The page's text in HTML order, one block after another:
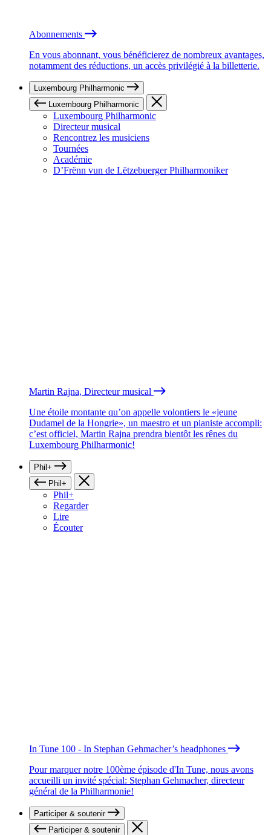
Abonnements
En vous abonnant, vous bénéficierez de nombreux avantages,
notamment des réductions, un accès privilégié à la billetterie.
Luxembourg Philharmonic
Luxembourg Philharmonic
Luxembourg Philharmonic
Directeur musical
Rencontrez les musiciens
Tournées
Académie
D’Frënn vun de Lëtzebuerger Philharmoniker
Martin Rajna, Directeur musical
Une étoile montante qu’on appelle volontiers le «jeune
Dudamel de la Hongrie», un maestro et un pianiste accompli:
c’est officiel, Martin Rajna prendra bientôt les rênes du
Luxembourg Philharmonic!
Phil+
Phil+
Phil+
Regarder
Lire
Écouter
In Tune 100 - In Stephan Gehmacher’s headphones
Pour marquer notre 100ème épisode d'In Tune, nous avons
accueilli un invité spécial: Stephan Gehmacher, directeur
général de la Philharmonie!
Participer & soutenir
Participer & soutenir